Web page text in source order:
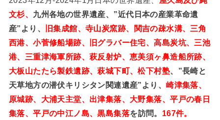
文杉、 九州各地の世界遺産、”近代日本の産業革命遺
産”より、
旧集成館、寺山炭窯跡、関吉の疎水溝、三角
西港、小菅修船場跡、旧グラバー住宅、高島炭坑、三池
港、三重津海軍所跡、萩反射炉、恵美須ヶ鼻造船所跡、
大板山たたら製鉄遺跡、萩城下町、松下村塾、”長崎と
天草地方の潜伏キリシタン関連遺産”より、崎津集落、
原城跡、大浦天主堂、出津集落、大野集落、平戸の春日
集落、平戸の中江ノ島、黒島集落を訪問。 167件。